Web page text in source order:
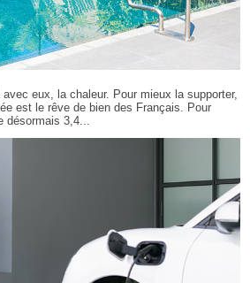
eux, la chaleur. Pour mieux la supporter,
est le rêve de bien des Français. Pour
désormais 3,4...